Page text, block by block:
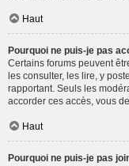
Haut
Pourquoi ne puis-je pas
Certains forums peuvent
les consulter, les lire, y
rapportant. Seuls les
accorder ces accès, vous
Haut
Pourquoi ne puis-je pas